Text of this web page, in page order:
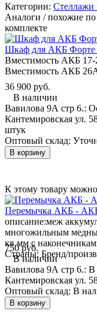
Категории:
Аналоги / похожие по
комплекте
Шкаф для АКБ Форте
Вместимость АКБ 17-
Вместимость АКБ
36 900 руб.
В наличии
Вавилова 9А стр 6.:
Кантемировская ул.
штук
Оптовый склад:
В корзину
К этому товару можно
Перемычка АКБ -
описание:меж
многожильным
кв.мм с
Страны: Бренд/
750 руб.
В наличии
Вавилова 9А стр 6.: В
Кантемировская ул.
Оптовый склад: В
В корзину